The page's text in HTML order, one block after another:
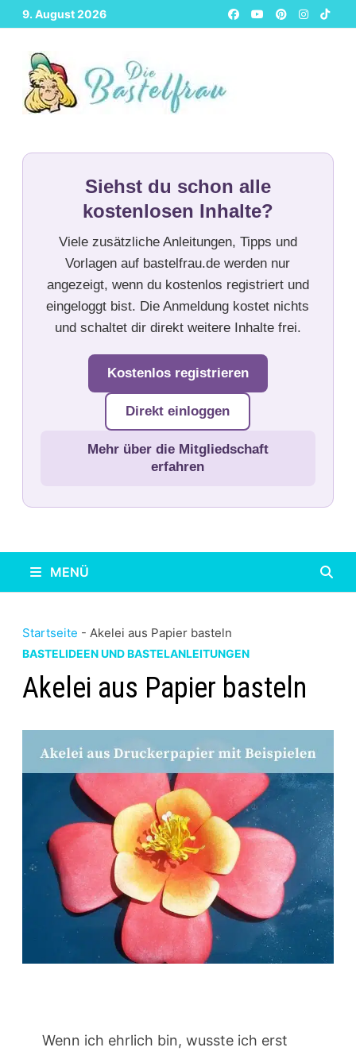
Zurück
zum
Inhalt
9. August 2026
Siehst du schon alle
kostenlosen Inhalte?
Viele zusätzliche Anleitungen, Tipps und
Vorlagen auf bastelfrau.de werden nur
angezeigt, wenn du kostenlos registriert und
eingeloggt bist. Die Anmeldung kostet nichts
und schaltet dir direkt weitere Inhalte frei.
Kostenlos registrieren
Direkt einloggen
Mehr über die Mitgliedschaft
erfahren
MENÜ
Startseite - Akelei aus Papier basteln
BASTELIDEEN UND BASTELANLEITUNGEN
Akelei aus Papier basteln
Wenn ich ehrlich bin, wusste ich erst